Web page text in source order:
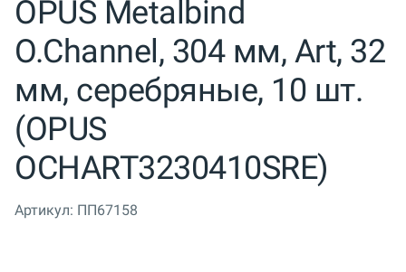
OPUS Metalbind
O.Channel, 304 мм, Art, 32
мм, серебряные, 10 шт.
(OPUS
OCHART3230410SRE)
Артикул: ПП67158